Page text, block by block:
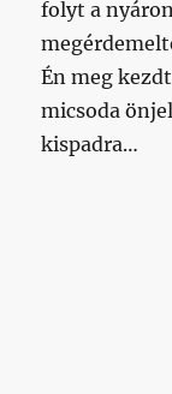
folyt a
Én meg
micsoda
kispadra…